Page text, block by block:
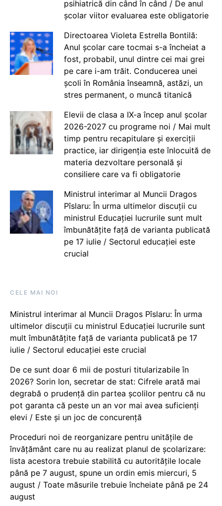
psihiatrică din când în când / De anul
școlar viitor evaluarea este obligatorie
Directoarea Violeta Estrella Bontilă:
Anul școlar care tocmai s-a încheiat a
fost, probabil, unul dintre cei mai grei
pe care i-am trăit. Conducerea unei
școli în România înseamnă, astăzi, un
stres permanent, o muncă titanică
Elevii de clasa a IX-a încep anul școlar
2026-2027 cu programe noi / Mai mult
timp pentru recapitulare și exerciții
practice, iar dirigenția este înlocuită de
materia dezvoltare personală și
consiliere care va fi obligatorie
Ministrul interimar al Muncii Dragos
Pîslaru: În urma ultimelor discuții cu
ministrul Educației lucrurile sunt mult
îmbunătățite față de varianta publicată
pe 17 iulie / Sectorul educației este
crucial
CELE MAI NOI
Ministrul interimar al Muncii Dragos Pîslaru: În urma
ultimelor discuții cu ministrul Educației lucrurile sunt
mult îmbunătățite față de varianta publicată pe 17
iulie / Sectorul educației este crucial
De ce sunt doar 6 mii de posturi titularizabile în
2026? Sorin Ion, secretar de stat: Cifrele arată mai
degrabă o prudență din partea școlilor pentru că nu
pot garanta că peste un an vor mai avea suficienți
elevi / Este și un joc de concurență
Proceduri noi de reorganizare pentru unitățile de
învățământ care nu au realizat planul de școlarizare:
lista acestora trebuie stabilită cu autoritățile locale
până pe 7 august, spune un ordin emis miercuri, 5
august / Toate măsurile trebuie încheiate până pe 24
august